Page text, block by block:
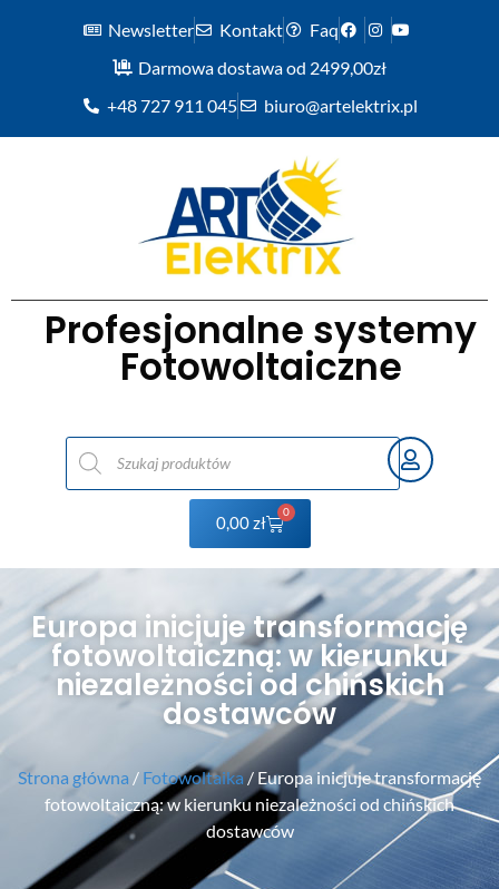
Newsletter Kontakt
Faq
Darmowa dostawa od 2499,00zł
+48 727 911 045
biuro@artelektrix.pl
Profesjonalne systemy
Fotowoltaiczne
0,00zł
0
Europa inicjuje transformację
fotowoltaiczną: w kierunku
niezależności od chińskich
dostawców
Strona główna / Fotowoltaika / Europa inicjuje transformację
fotowoltaiczną: w kierunku niezależności od chińskich
dostawców